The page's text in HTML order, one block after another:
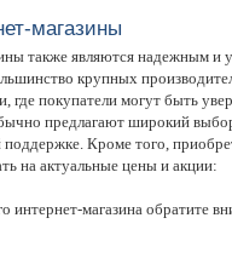
магазины
также являются надежным и
крупных
где покупатели могут быть
предлагают широкий
поддержке. Кроме того,
на актуальные цены и акции:
интернет-магазина обратите